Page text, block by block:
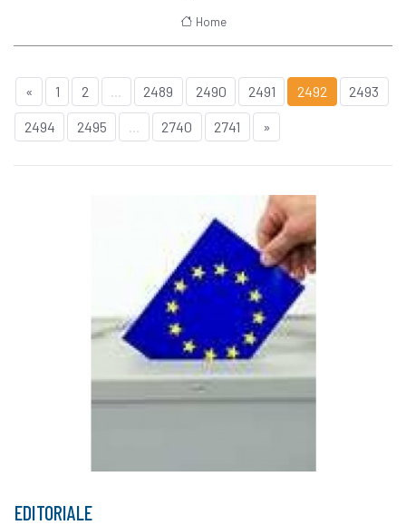
Home
« 1 2 2489 2490 2491 2492 2493
2494 2495 ... 2740 2741 »
EDITORIALE